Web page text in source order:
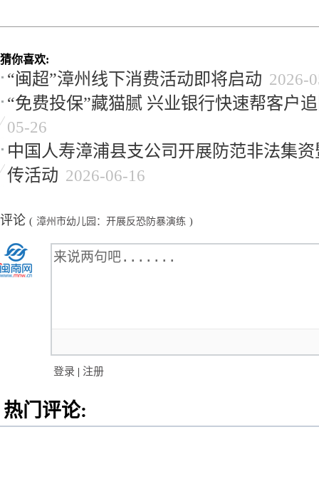
猜你喜欢:
“闽超”漳州线下消费活动即将启动 2026-
“免费投保”藏猫腻 兴业银行快速帮客户
05-26
中国人寿漳浦县支公司开展防范非法集
传活动 2026-06-16
评论 ( 漳州市幼儿园：开展反恐防暴演练 )
登录 | 注册
热门评论: